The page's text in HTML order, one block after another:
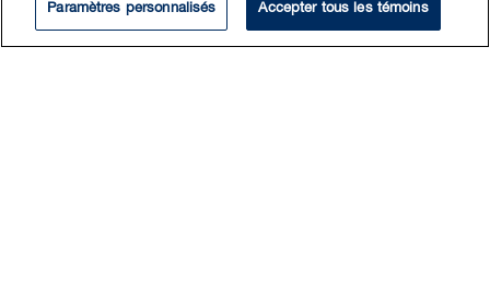
Securities litigation, including
Paramètres personnalisés Accepter tous les témoins